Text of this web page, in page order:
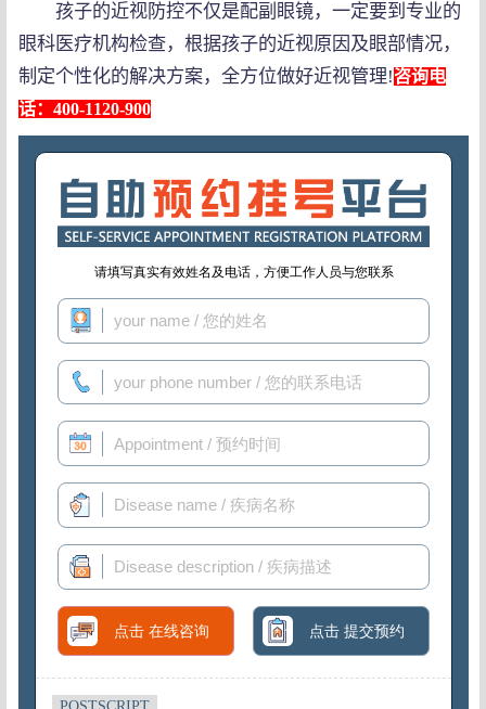
孩子的近视防控不仅是配副眼镜，一定要到专业的
眼科医疗机构检查，根据孩子的近视原因及眼部情况，
制定个性化的解决方案，全方位做好近视管理!咨询电
话：400-1120-900